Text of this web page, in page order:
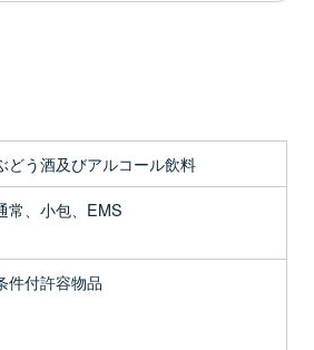
どう酒及びアルコール飲料
常、小包、EMS
件付許容物品